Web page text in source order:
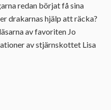
redan börjat få sina
drakarnas hjälp att räcka?
av favoriten Jo
av stjärnskottet Lisa